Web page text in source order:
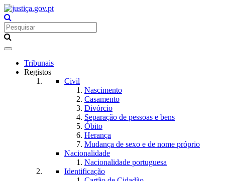
Toggle
navigationTribunais
Registos
Civil
Nascimento
Casamento
Divórcio
Separação de pessoas e bens
Óbito
Herança
Mudança de sexo e de nome próprio
Nacionalidade
Nacionalidade portuguesa
Identificação